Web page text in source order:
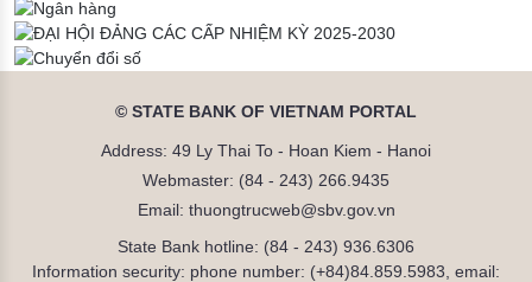
© STATE BANK OF VIETNAM PORTAL
Address: 49 Ly Thai To - Hoan Kiem - Hanoi
Webmaster: (84 - 243) 266.9435
Email: thuongtrucweb@sbv.gov.vn
State Bank hotline: (84 - 243) 936.6306
Information security: phone number: (+84)84.859.5983, email: